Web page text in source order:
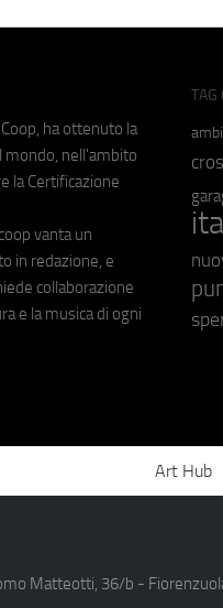
ha ottenuto la
mondo, nell'ambito
la Certificazione
vanta un
in redazione, e
collaborazione
e la musica di ogni
TAG
Art Hub
Matteotti, 36/b -